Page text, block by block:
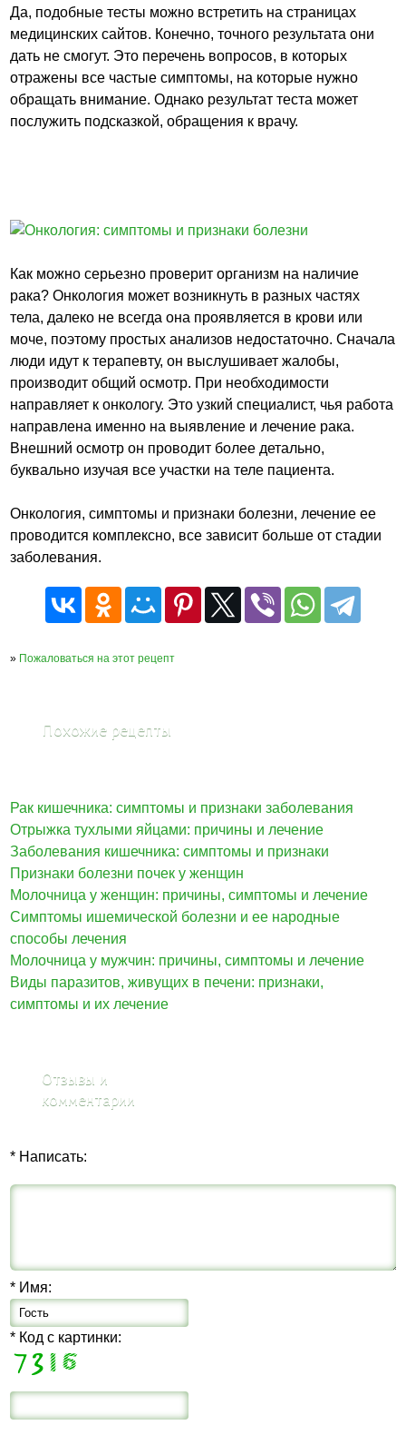
Да, подобные тесты можно встретить на страницах
медицинских сайтов. Конечно, точного результата они
дать не смогут. Это перечень вопросов, в которых
отражены все частые симптомы, на которые нужно
обращать внимание. Однако результат теста может
послужить подсказкой, обращения к врачу.
Как можно серьезно проверит организм на наличие
рака? Онкология может возникнуть в разных частях
тела, далеко не всегда она проявляется в крови или
моче, поэтому простых анализов недостаточно. Сначала
люди идут к терапевту, он выслушивает жалобы,
производит общий осмотр. При необходимости
направляет к онкологу. Это узкий специалист, чья работа
направлена именно на выявление и лечение рака.
Внешний осмотр он проводит более детально,
буквально изучая все участки на теле пациента.
Онкология, симптомы и признаки болезни, лечение ее
проводится комплексно, все зависит больше от стадии
заболевания.
» Пожаловаться на этот рецепт
Похожие рецепты
Рак кишечника: симптомы и признаки заболевания
Отрыжка тухлыми яйцами: причины и лечение
Заболевания кишечника: симптомы и признаки
Признаки болезни почек у женщин
Молочница у женщин: причины, симптомы и лечение
Симптомы ишемической болезни и ее народные
способы лечения
Молочница у мужчин: причины, симптомы и лечение
Виды паразитов, живущих в печени: признаки,
симптомы и их лечение
Отзывы и
комментарии
* Написать:
* Имя:
* Код с картинки: